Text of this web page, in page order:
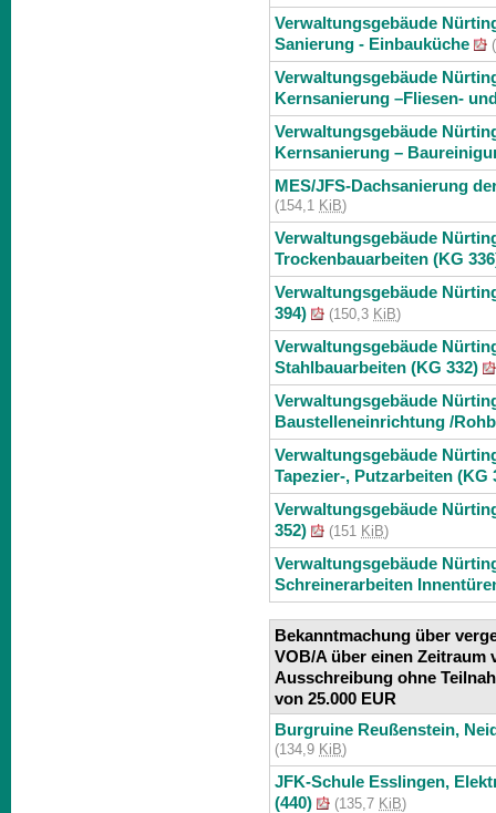
Verwaltungsgebäude
Sanierung - Einbauküche
Verwaltungsgebäude
Kernsanierung –Fliesen-
Verwaltungsgebäude
Kernsanierung –
MES/JFS-Dachsanierung
(154,1 KiB)
Verwaltungsgebäude
Trockenbauarbeiten (KG
Verwaltungsgebäude
394)
(150,3 KiB)
Verwaltungsgebäude
Stahlbauarbeiten (KG 332)
Verwaltungsgebäude
Baustelleneinrichtung /
Verwaltungsgebäude
Tapezier-, Putzarbeiten (KG
Verwaltungsgebäude
352)
(151 KiB)
Verwaltungsgebäude
Schreinerarbeiten
Bekanntmachung über
VOB/A über einen Zeitraum
Ausschreibung ohne
von 25.000 EUR
Burgruine Reußenstein,
(134,9 KiB)
JFK-Schule Esslingen,
(440)
(135,7 KiB)